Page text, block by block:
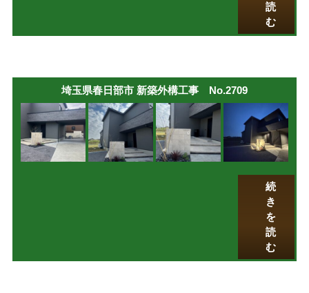
読
む
埼玉県春日部市 新築外構工事 No.2709
続
き
を
読
む